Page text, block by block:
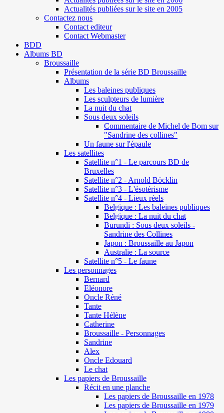
Actualités publiées sur le site en 2005
Contactez nous
Contact editeur
Contact Webmaster
BDD
Albums BD
Broussaille
Présentation de la série BD Broussaille
Albums
Les baleines publiques
Les sculpteurs de lumière
La nuit du chat
Sous deux soleils
Commentaire de Michel de Bom sur
"Sandrine des collines"
Un faune sur l'épaule
Les satellites
Satellite n°1 - Le parcours BD de
Bruxelles
Satellite n°2 - Arnold Böcklin
Satellite n°3 - L'ésotérisme
Satellite n°4 - Lieux réels
Belgique : Les baleines publiques
Belgique : La nuit du chat
Burundi : Sous deux soleils -
Sandrine des Collines
Japon : Broussaille au Japon
Australie : La source
Satellite n°5 - Le faune
Les personnages
Bernard
Eléonore
Oncle Réné
Tante
Tante Hélène
Catherine
Broussaille - Personnages
Sandrine
Alex
Oncle Edouard
Le chat
Les papiers de Broussaille
Récit en une planche
Les papiers de Broussaille en 1978
Les papiers de Broussaille en 1979